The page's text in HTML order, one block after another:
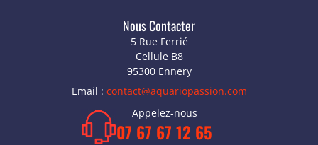
Nous Contacter
5 Rue Ferrié
Cellule B8
95300 Ennery
Email : contact@aquariopassion.com
Appelez-nous
07 67 67 12 65